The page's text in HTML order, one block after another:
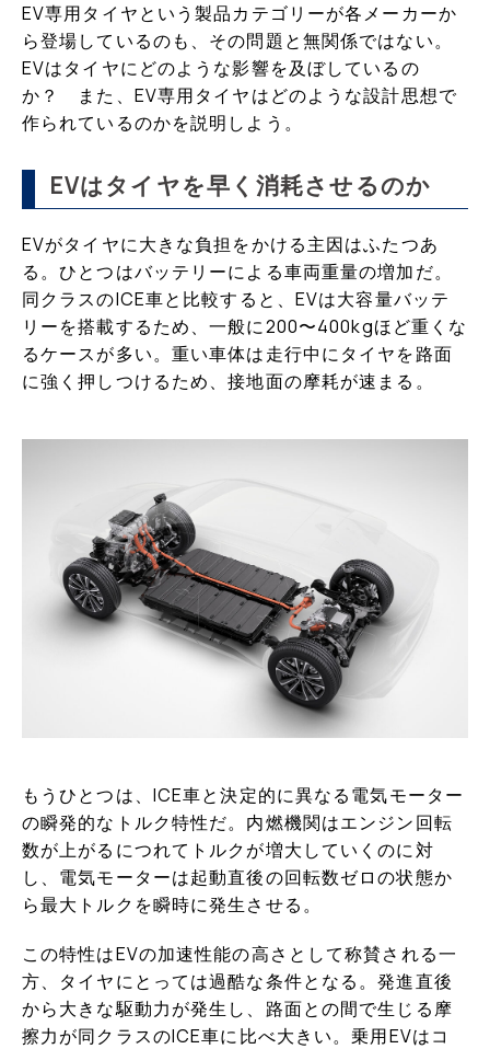
EV専用タイヤという製品カテゴリーが各メーカーか
ら登場しているのも、その問題と無関係ではない。
EVはタイヤにどのような影響を及ぼしているの
か？ また、EV専用タイヤはどのような設計思想で
作られているのかを説明しよう。
EVはタイヤを早く消耗させるのか
EVがタイヤに大きな負担をかける主因はふたつあ
る。ひとつはバッテリーによる車両重量の増加だ。
同クラスのICE車と比較すると、EVは大容量バッテ
リーを搭載するため、一般に200〜400kgほど重くな
るケースが多い。重い車体は走行中にタイヤを路面
に強く押しつけるため、接地面の摩耗が速まる。
もうひとつは、ICE車と決定的に異なる電気モーター
の瞬発的なトルク特性だ。内燃機関はエンジン回転
数が上がるにつれてトルクが増大していくのに対
し、電気モーターは起動直後の回転数ゼロの状態か
ら最大トルクを瞬時に発生させる。
この特性はEVの加速性能の高さとして称賛される一
方、タイヤにとっては過酷な条件となる。発進直後
から大きな駆動力が発生し、路面との間で生じる摩
擦力が同クラスのICE車に比べ大きい。乗用EVはコ